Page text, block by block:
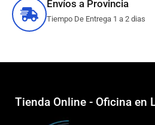
Envíos a Provincia
Tiempo De Entrega 1 a 2 dias
Tienda Online - Oficina en